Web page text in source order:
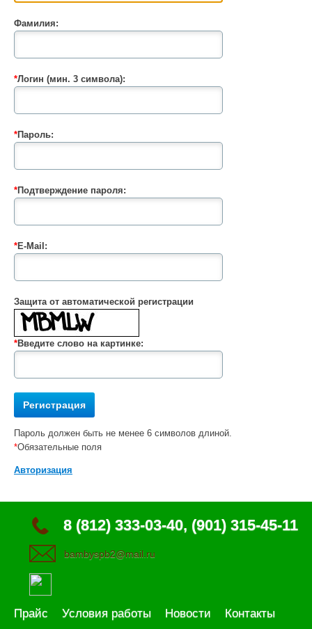
Фамилия:
*Логин (мин. 3 символа):
*Пароль:
*Подтверждение пароля:
*E-Mail:
Защита от автоматической регистрации
*Введите слово на картинке:
Пароль должен быть не менее 6 символов длиной.
*Обязательные поля
Авторизация
8 (812) 333-03-40, (901) 315-45-11
bambyspb2@mail.ru
Прайс Условия работы Новости Контакты